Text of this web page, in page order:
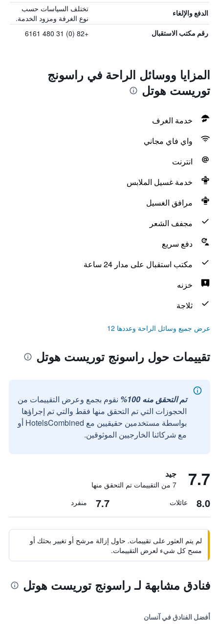
الدفع والإلغاء
تختلف السياسات حسب
نوع الغرفة ومزود الخدمة.
رقم مكتب الاستقبال +82 (0) 31 480 6161
المزايا ووسائل الراحة في راسونج
توريست هوتل
خدمة الغرف
واي فاي مجاني
انترنت
خدمة غسيل الملابس
مرافق الغسيل
مجفف الشعر
دفع سريع
مكتب استقبال على مدار 24 ساعة
خزنه
ثلاجة
عرض جميع وسائل الراحة وعددها 12
تقييمات حول راسونج توريست هوتل
تم التحقق منه 100%
نقوم بجمع وعرض التقييمات من
الحجوزات التي تم التحقق منها فقط والتي تم إجراؤها
بواسطة مستخدمين حقيقيين مع HotelsCombined أو
مع شركائنا الخارجيين الموثوقين.
7.7 جيد
7 من التقييمات تم التحقق منها
8.0 عائلات 7.7 منفرد
لم يتم العثور على تقييمات. حاول إزالة مرشح أو تغيير بحثك أو
مسح كل شيء لعرض التقييمات.
فنادق مشابهة لـ راسونج توريست هوتل
أفضل الفنادق في آنسان